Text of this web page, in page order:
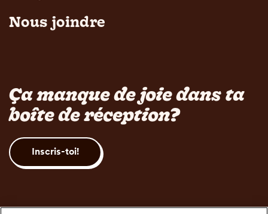
Ça manque de joie dans ta
boîte de réception?
Inscris-toi!
Nous joindre